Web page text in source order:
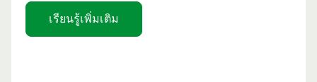
เรียนรู้เพิ่มเติม